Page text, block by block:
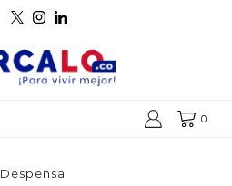
0
Despensa